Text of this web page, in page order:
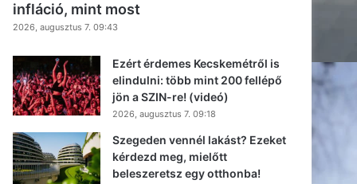
infláció, mint most
2026, augusztus 7. 09:43
Ezért érdemes Kecskemétről is
elindulni: több mint 200 fellépő
jön a SZIN-re! (videó)
2026, augusztus 7. 09:18
Szegeden vennél lakást? Ezeket
kérdezd meg, mielőtt
beleszeretsz egy otthonba!